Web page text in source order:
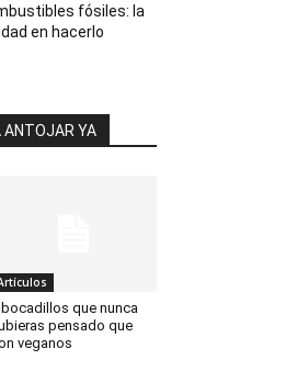
fósiles: la
en hacerlo
ANTOJAR YA
bocadillos que nunca
pensado que
veganos